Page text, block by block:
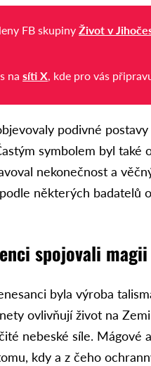
FB skupinyŽivot v
nasíti X, kde pro vás
podivné
symbolem byl také
nekonečnost a
některých badatelů
spojovali
byla výroba
ovlivňují život na
nebeské síle. Mágové
kdy a z čeho